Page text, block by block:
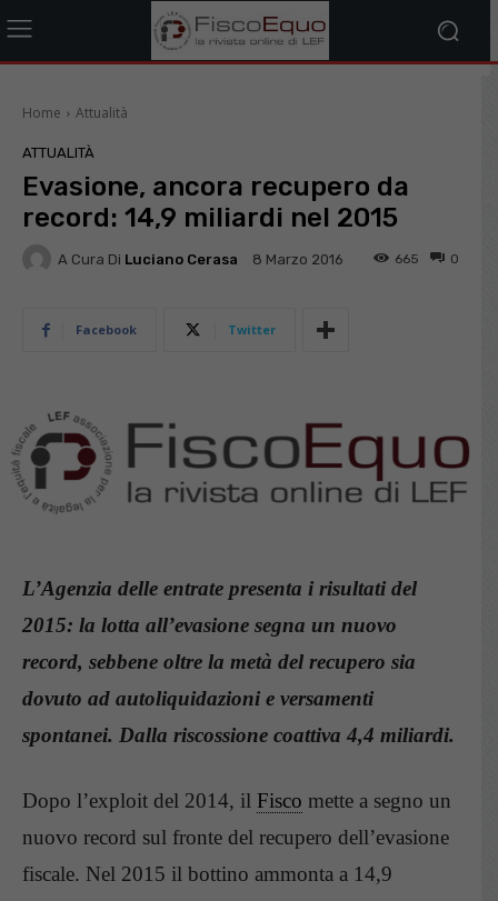
Home Attualità
ATTUALITÀ
Evasione, ancora recupero da
record: 14,9 miliardi nel 2015
A Cura Di Luciano Cerasa 8 Marzo 2016 0
665
Facebook Twitter
L’Agenzia delle entrate presenta i risultati del
2015: la lotta all’evasione segna un nuovo
record, sebbene oltre la metà del recupero sia
dovuto ad autoliquidazioni e versamenti
spontanei. Dalla riscossione coattiva 4,4 miliardi.
Dopo l’exploit del 2014, il Fisco mette a segno un
nuovo record sul fronte del recupero dell’evasione
fiscale. Nel 2015 il bottino ammonta a 14,9